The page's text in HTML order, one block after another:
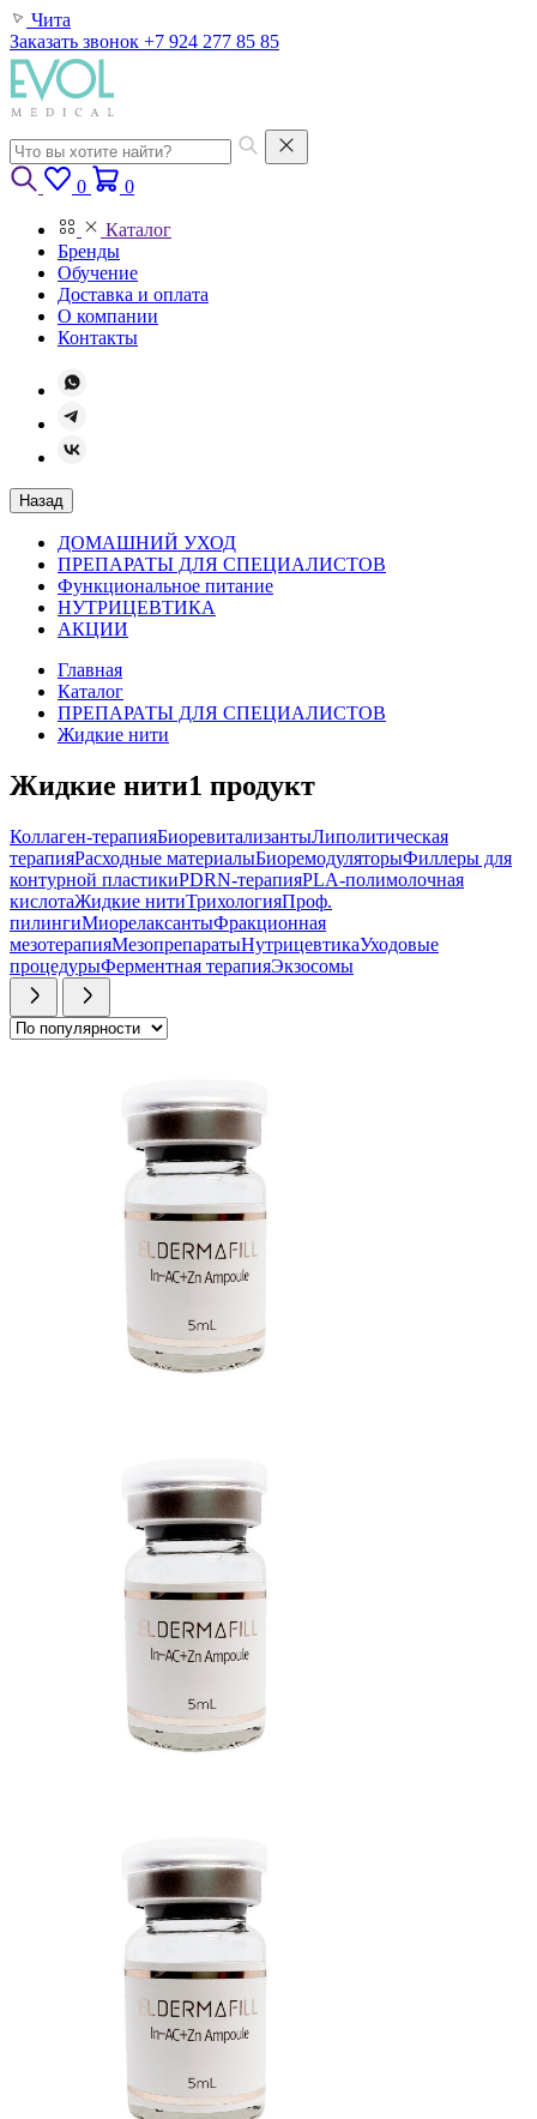
Чита
Заказать звонок +7 924 277 85 85
0 0
Каталог
Бренды
Обучение
Доставка и оплата
О компании
Контакты
Назад
ДОМАШНИЙ УХОД
ПРЕПАРАТЫ ДЛЯ СПЕЦИАЛИСТОВ
Функциональное питание
НУТРИЦЕВТИКА
АКЦИИ
Главная
Каталог
ПРЕПАРАТЫ ДЛЯ СПЕЦИАЛИСТОВ
Жидкие нити
Жидкие нити1 продукт
Коллаген-терапияБиоревитализантыЛиполитическая
терапияРасходные материалыБиоремодуляторыФиллеры для
контурной пластикиPDRN-терапияPLA-полимолочная
кислотаЖидкие нитиТрихологияПроф.
пилингиМиорелаксантыФракционная
мезотерапияМезопрепаратыНутрицевтикаУходовые
процедурыФерментная терапияЭкзосомы